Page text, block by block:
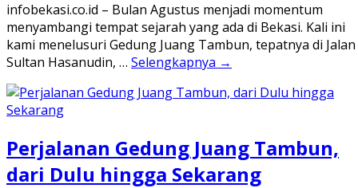
infobekasi.co.id – Bulan Agustus menjadi momentum
menyambangi tempat sejarah yang ada di Bekasi. Kali ini
kami menelusuri Gedung Juang Tambun, tepatnya di Jalan
Sultan Hasanudin, … Selengkapnya →
Perjalanan Gedung Juang Tambun,
dari Dulu hingga Sekarang